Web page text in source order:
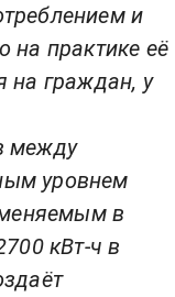
и
на практике её
на граждан, у
между
уровнем
в
кВт-ч в